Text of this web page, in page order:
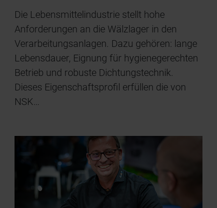
Die Lebensmittelindustrie stellt hohe
Anforderungen an die Wälzlager in den
Verarbeitungsanlagen. Dazu gehören: lange
Lebensdauer, Eignung für hygienegerechten
Betrieb und robuste Dichtungstechnik.
Dieses Eigenschaftsprofil erfüllen die von
NSK…